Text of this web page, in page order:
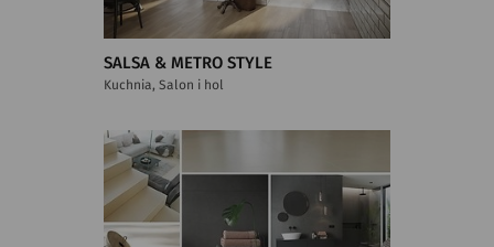
SALSA & METRO STYLE
Kuchnia, Salon i hol